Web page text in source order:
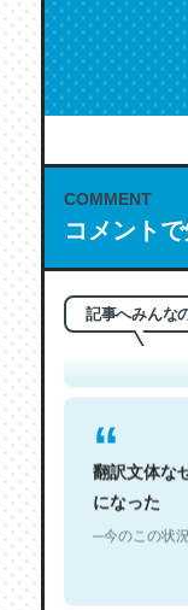
COMMENT
コメント
記事へみんな
これは名文
もお勧め
翻訳文体な
になった
─今のこの状